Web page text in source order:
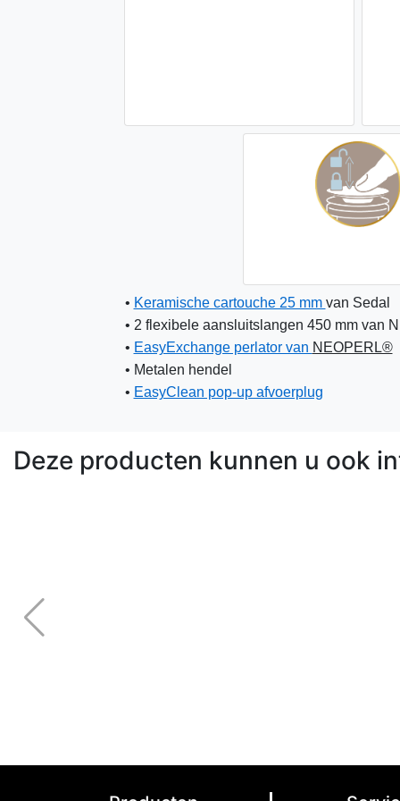
• Keramische cartouche 25 mm van Sedal
• 2 flexibele aansluitslangen 450 mm van
• EasyExchange perlator van NEOPERL®
• Metalen hendel
• EasyClean pop-up afvoerplug
Deze producten kunnen u ook